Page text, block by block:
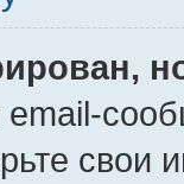
email-
свои